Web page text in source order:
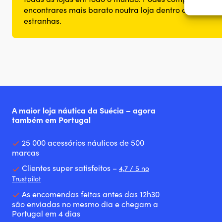
encontrares mais barato noutra loja dentro de 14
estranhas.
A maior loja náutica da Suécia – agora
também em Portugal
25 000 acessórios náuticos de 500
marcas
Clientes super satisfeitos – 4,7 / 5 no
Trustpilot
As encomendas feitas antes das 12h30
são enviadas no mesmo dia e chegam a
Portugal em 4 dias